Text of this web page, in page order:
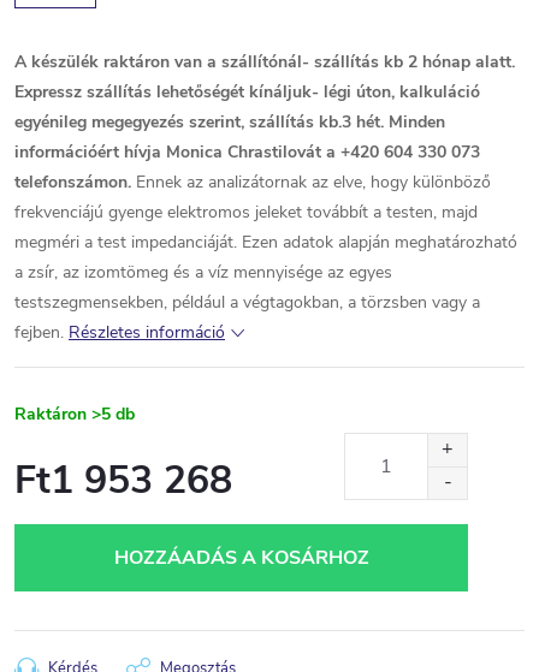
A készülék raktáron van a szállítónál- szállítás kb 2 hónap alatt.
Expressz szállítás lehetőségét kínáljuk- légi úton, kalkuláció
egyénileg megegyezés szerint, szállítás kb.3 hét. Minden
információért hívja Monica Chrastilovát a +420 604 330 073
telefonszámon. Ennek az analizátornak az elve, hogy különböző
frekvenciájú gyenge elektromos jeleket továbbít a testen, majd
megméri a test impedanciáját. Ezen adatok alapján meghatározható
a zsír, az izomtömeg és a víz mennyisége az egyes
testszegmensekben, például a végtagokban, a törzsben vagy a
fejben. Részletes információ
Raktáron >5 db
Ft1 953 268
HOZZÁADÁS A KOSÁRHOZ